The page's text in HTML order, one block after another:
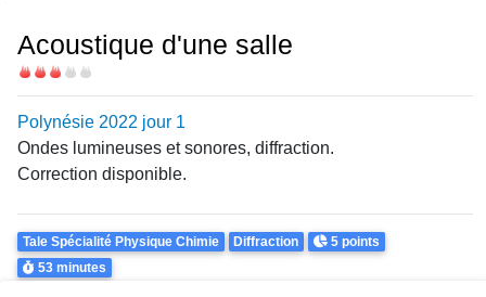
Acoustique d'une salle
Difficulté
Polynésie 2022 jour 1
Ondes lumineuses et sonores, diffraction.
Correction disponible.
Theme
Tale Spécialité Physique Chimie Diffraction Points
5 points
Durée
53 minutes